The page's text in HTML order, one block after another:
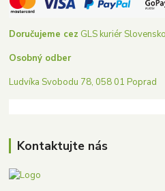
Doručujeme cez GLS kuriér Slovensko
Osobný odber
Ludvíka Svobodu 78, 058 01 Poprad
Kontaktujte nás